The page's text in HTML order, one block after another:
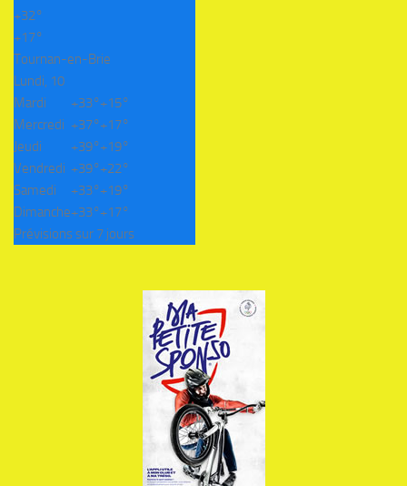
+32°
+17°
Tournan-en-Brie
Lundi, 10
Mardi
+33°+15°
Mercredi +37°+17°
Jeudi
+39°+19°
Vendredi +39°+22°
Samedi
+33°+19°
Dimanche+33°+17°
Prévisions sur 7 jours